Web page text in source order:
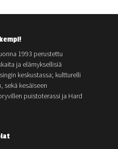
1993 perustettu
ja elämyksellisiä
keskustassa; kultturelli
sekä kesäiseen
puistoterassi ja Hard